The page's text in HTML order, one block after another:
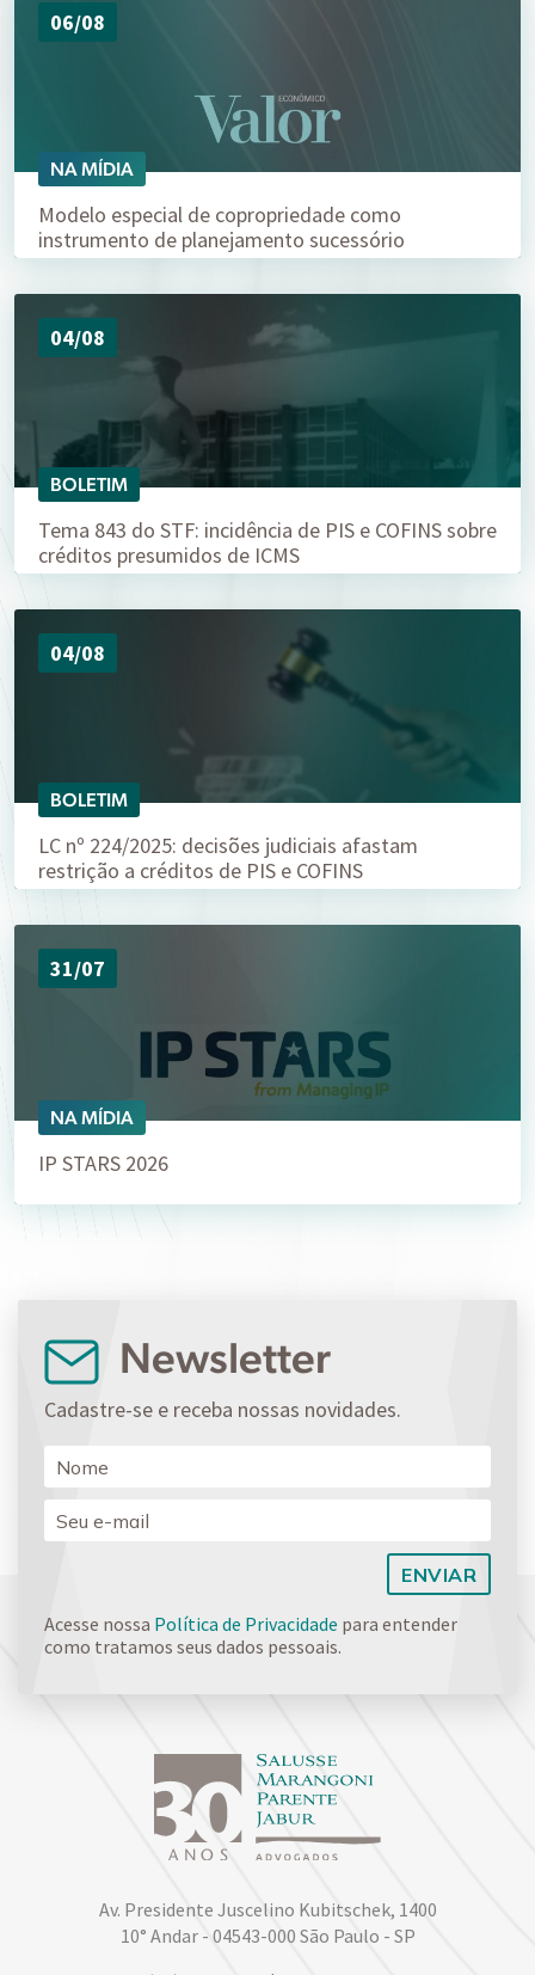
06/08
NA MÍDIA
Modelo especial de copropriedade como
instrumento de planejamento sucessório
04/08
BOLETIM
Tema 843 do STF: incidência de PIS e COFINS sobre
créditos presumidos de ICMS
04/08
BOLETIM
LC nº 224/2025: decisões judiciais afastam
restrição a créditos de PIS e COFINS
31/07
NA MÍDIA
IP STARS 2026
Newsletter
Cadastre-se e receba nossas novidades.
Acesse nossa Política de Privacidade para entender
como tratamos seus dados pessoais.
Av. Presidente Juscelino Kubitschek, 1400
10° Andar - 04543-000 São Paulo - SP